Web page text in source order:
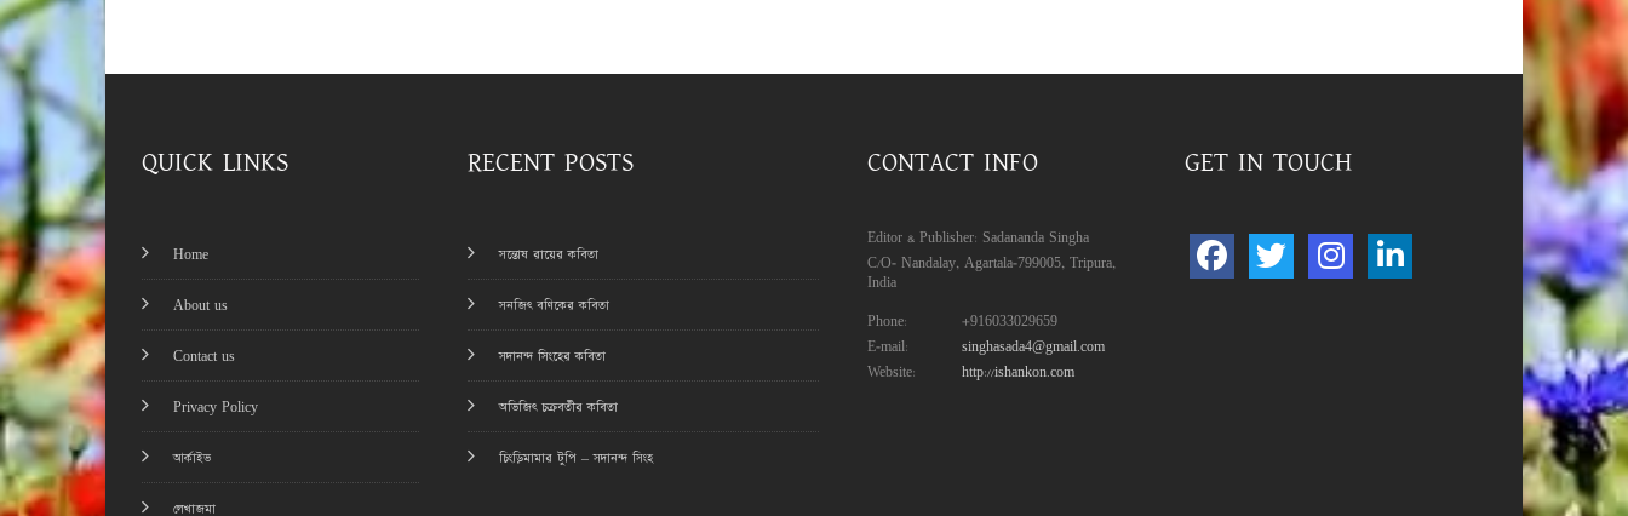
QUICK LINKS
Home
About us
Contact us
Privacy Policy
আর্কাইভ
লেখাজমা
RECENT POSTS
সন্তোষ রায়ের কবিতা
সনজিৎ বণিকের কবিতা
সদানন্দ সিংহের কবিতা
অভিজিৎ চক্রবর্তীর কবিতা
চিংড়িমামার টুপি – সদানন্দ সিংহ
CONTACT INFO
Editor & Publisher: Sadananda Singha
C/O- Nandalay, Agartala-799005, Tripura,
India
Phone:
+916033029659
E-mail:
singhasada4@gmail.com
Website:
http://ishankon.com
GET IN TOUCH